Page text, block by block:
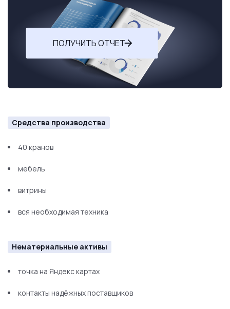
ПОЛУЧИТЬ ОТЧЕТ
Средства производства
40 кранов
мебель
витрины
вся необходимая техника
Нематериальные активы
точка на Яндекс картах
контакты надёжных поставщиков